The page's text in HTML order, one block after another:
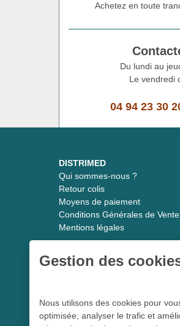
Achetez en toute
Du lundi au
Le vendredi
04 94 23 30
DISTRIMED
Qui sommes-nous ?
Retour colis
Moyens de paiement
Conditions Générales de Vente
Mentions légales
Distrimed.com 1989 -
Le spécialiste du matériel
Gestion des
Nous utilisons des cookies pour
optimisée, analyser le trafic et